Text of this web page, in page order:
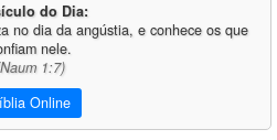
do Dia:
no dia da angústia, e conhece os que
nele.
1:7)
Online